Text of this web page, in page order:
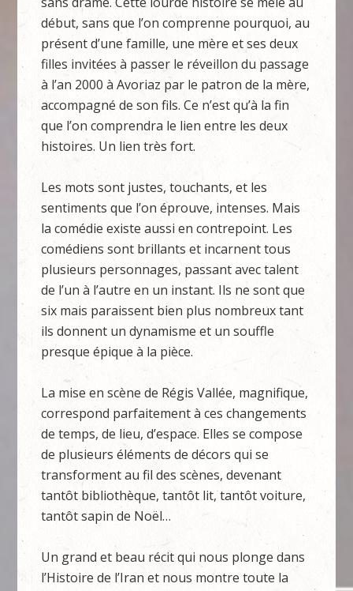
début, sans que l’on comprenne pourquoi, au
présent d’une famille, une mère et ses deux
filles invitées à passer le réveillon du passage
à l’an 2000 à Avoriaz par le patron de la mère,
accompagné de son fils. Ce n’est qu’à la fin
que l’on comprendra le lien entre les deux
histoires. Un lien très fort.
Les mots sont justes, touchants, et les
sentiments que l’on éprouve, intenses. Mais
la comédie existe aussi en contrepoint. Les
comédiens sont brillants et incarnent tous
plusieurs personnages, passant avec talent
de l’un à l’autre en un instant. Ils ne sont que
six mais paraissent bien plus nombreux tant
ils donnent un dynamisme et un souffle
presque épique à la pièce.
La mise en scène de Régis Vallée, magnifique,
correspond parfaitement à ces changements
de temps, de lieu, d’espace. Elles se compose
de plusieurs éléments de décors qui se
transforment au fil des scènes, devenant
tantôt bibliothèque, tantôt lit, tantôt voiture,
tantôt sapin de Noël…
Un grand et beau récit qui nous plonge dans
l’Histoire de l’Iran et nous montre toute la